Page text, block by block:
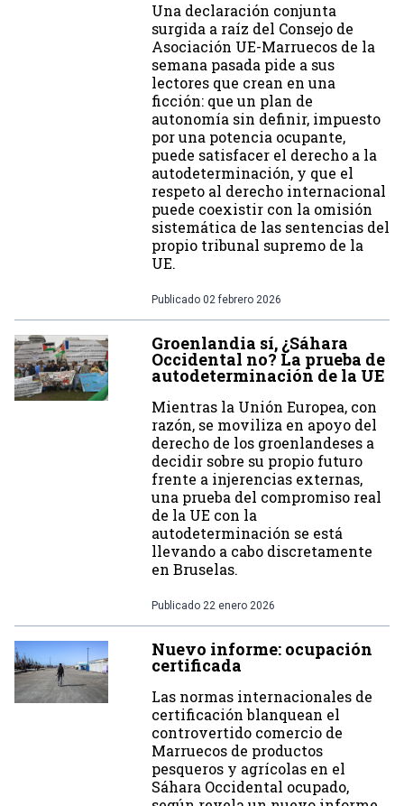
Una declaración conjunta
surgida a raíz del Consejo de
Asociación UE-Marruecos de la
semana pasada pide a sus
lectores que crean en una
ficción: que un plan de
autonomía sin definir, impuesto
por una potencia ocupante,
puede satisfacer el derecho a la
autodeterminación, y que el
respeto al derecho internacional
puede coexistir con la omisión
sistemática de las sentencias del
propio tribunal supremo de la
UE.
Publicado 02 febrero 2026
Groenlandia sí, ¿Sáhara
Occidental no? La prueba de
autodeterminación de la UE
Mientras la Unión Europea, con
razón, se moviliza en apoyo del
derecho de los groenlandeses a
decidir sobre su propio futuro
frente a injerencias externas,
una prueba del compromiso real
de la UE con la
autodeterminación se está
llevando a cabo discretamente
en Bruselas.
Publicado 22 enero 2026
Nuevo informe: ocupación
certificada
Las normas internacionales de
certificación blanquean el
controvertido comercio de
Marruecos de productos
pesqueros y agrícolas en el
Sáhara Occidental ocupado,